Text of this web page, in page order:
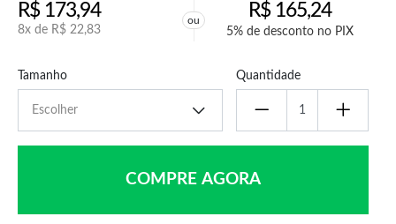
R$173,94
8x de R$ 22,83
ou R$165,24
5% de desconto no PIX
Tamanho Quantidade
COMPRE AGORA